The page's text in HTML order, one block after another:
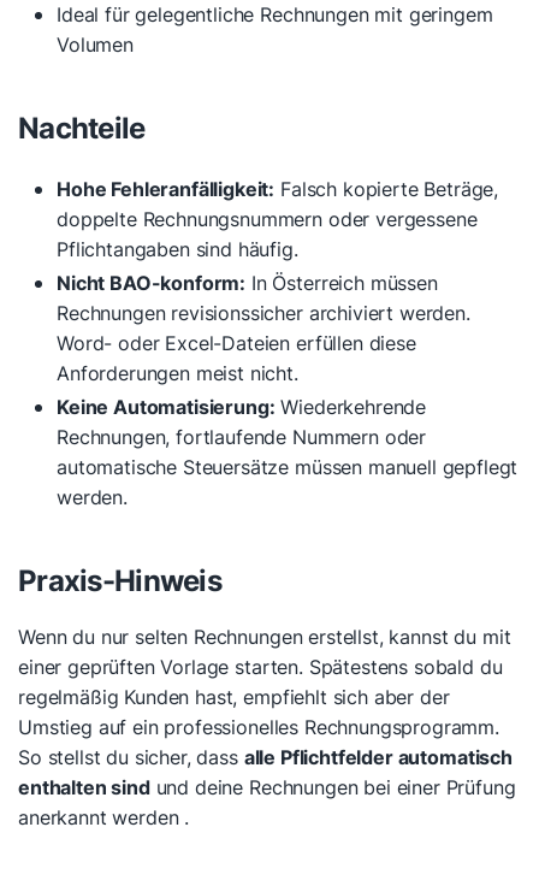
Ideal für gelegentliche Rechnungen mit geringem
Volumen
Nachteile
Hohe Fehleranfälligkeit: Falsch kopierte Beträge,
doppelte Rechnungsnummern oder vergessene
Pflichtangaben sind häufig.
Nicht BAO-konform: In Österreich müssen
Rechnungen revisionssicher archiviert werden.
Word- oder Excel-Dateien erfüllen diese
Anforderungen meist nicht.
Keine Automatisierung: Wiederkehrende
Rechnungen, fortlaufende Nummern oder
automatische Steuersätze müssen manuell gepflegt
werden.
Praxis-Hinweis
Wenn du nur selten Rechnungen erstellst, kannst du mit
einer geprüften Vorlage starten. Spätestens sobald du
regelmäßig Kunden hast, empfiehlt sich aber der
Umstieg auf ein professionelles Rechnungsprogramm.
So stellst du sicher, dass alle Pflichtfelder automatisch
enthalten sindund deine Rechnungen bei einer Prüfung
anerkannt werden .